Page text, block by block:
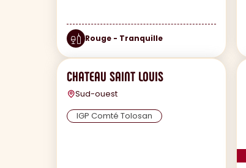
Rouge - Tranquille
CHATEAU SAINT LOUIS
Sud-ouest
IGP Comté Tolosan